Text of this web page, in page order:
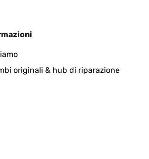
originali & hub di riparazione